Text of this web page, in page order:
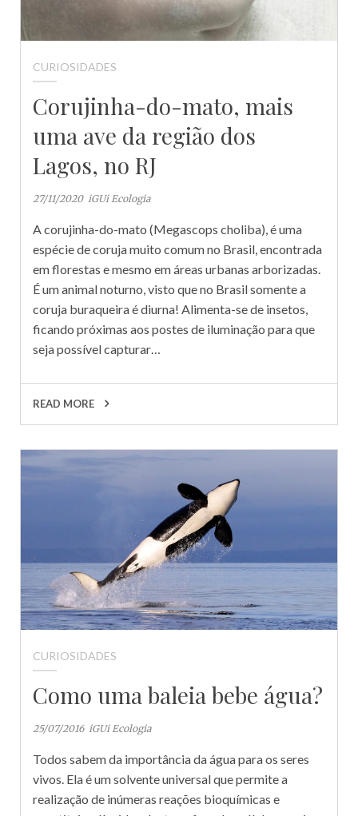
CURIOSIDADES
Corujinha-do-mato, mais
uma ave da região dos
Lagos, no RJ
27/11/2020 iGUi Ecologia
A corujinha-do-mato (Megascops choliba), é uma
espécie de coruja muito comum no Brasil, encontrada
em florestas e mesmo em áreas urbanas arborizadas.
É um animal noturno, visto que no Brasil somente a
coruja buraqueira é diurna! Alimenta-se de insetos,
ficando próximas aos postes de iluminação para que
seja possível capturar…
READ MORE
CURIOSIDADES
Como uma baleia bebe água?
25/07/2016 iGUi Ecologia
Todos sabem da importância da água para os seres
vivos. Ela é um solvente universal que permite a
realização de inúmeras reações bioquímicas e